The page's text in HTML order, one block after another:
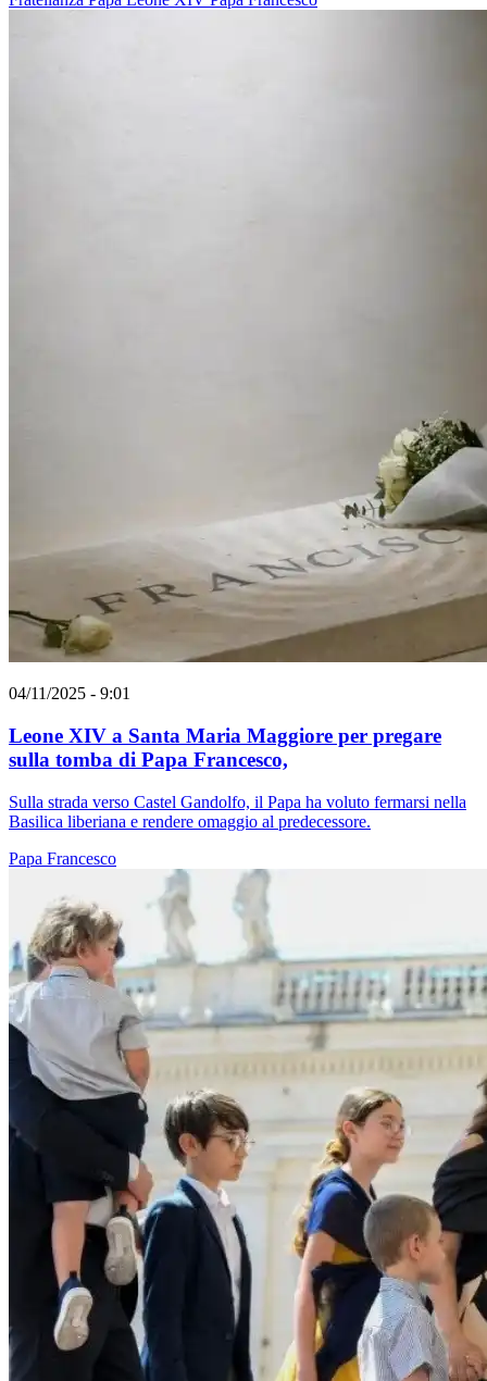
04/11/2025 - 9:01
Leone XIV a Santa Maria Maggiore per pregare
sulla tomba di Papa Francesco,
Sulla strada verso Castel Gandolfo, il Papa ha voluto fermarsi nella
Basilica liberiana e rendere omaggio al predecessore.
Papa Francesco